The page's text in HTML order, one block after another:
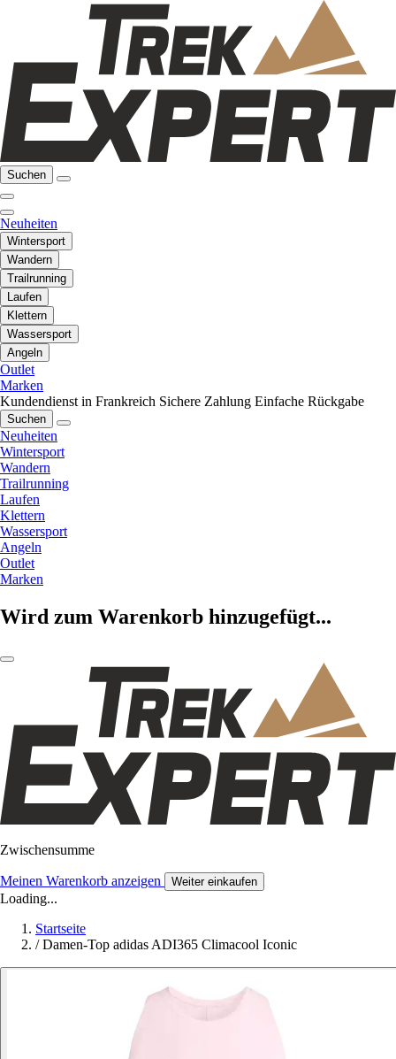
Suchen
Neuheiten
Wintersport
Wandern
Trailrunning
Laufen
Klettern
Wassersport
Angeln
Outlet
Marken
Kundendienst in Frankreich Sichere Zahlung Einfache Rückgabe
Suchen
Neuheiten
Wintersport
Wandern
Trailrunning
Laufen
Klettern
Wassersport
Angeln
Outlet
Marken
Wird zum Warenkorb hinzugefügt...
Zwischensumme
Meinen Warenkorb anzeigen Weiter einkaufen
Loading...
Startseite
/ Damen-Top adidas ADI365 Climacool Iconic